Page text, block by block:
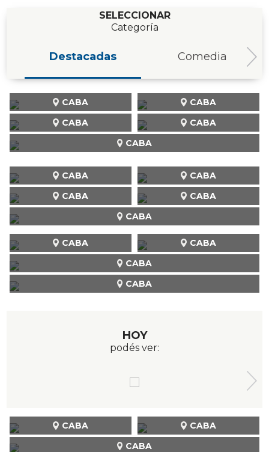
SELECCIONAR
Categoría
Destacadas Comedia
CABA
CABA
CABA
CABA
CABA
CABA CABA
CABA
CABA CABA
CABA
CABA CABA
CABA
HOY
podés ver:
CABA
CABA CABA